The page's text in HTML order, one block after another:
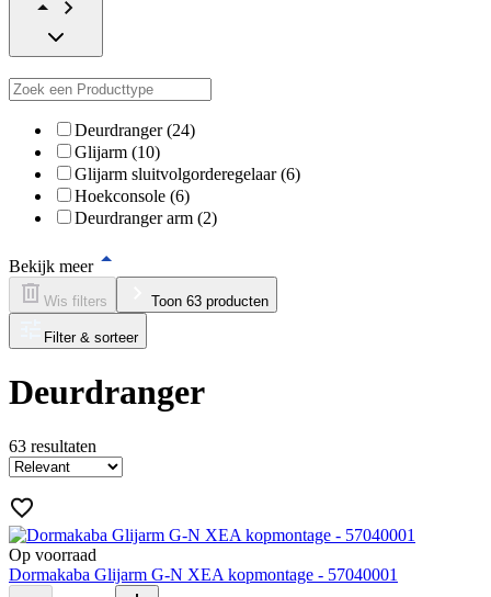
Deurdranger (24)
Glijarm (10)
Glijarm sluitvolgorderegelaar (6)
Hoekconsole (6)
Deurdranger arm (2)
Bekijk meer
Wis filters Toon 63 producten
Filter & sorteer
Deurdranger
63 resultaten
Op voorraad
Dormakaba Glijarm G-N XEA kopmontage - 57040001